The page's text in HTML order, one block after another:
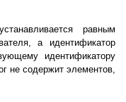
равным
а идентификатор
идентификатору
не содержит элементов,